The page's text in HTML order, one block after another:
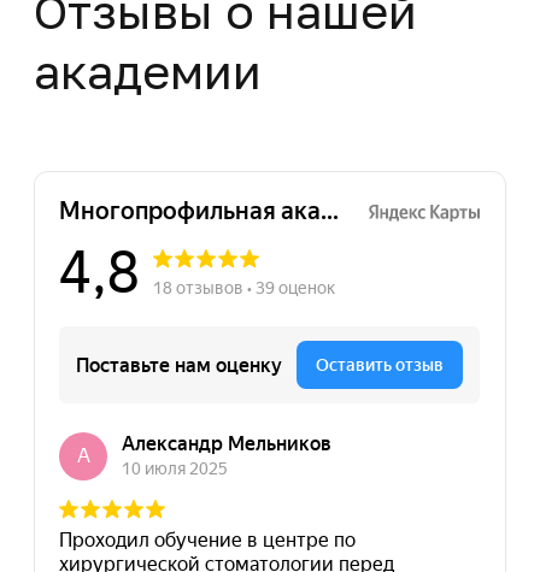
Нажимая на кнопку "Отправить заявку",
персональных данных